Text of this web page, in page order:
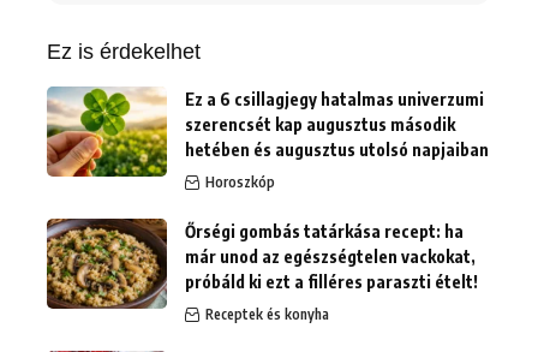
Ez is érdekelhet
Ez a 6 csillagjegy hatalmas univerzumi
szerencsét kap augusztus második
hetében és augusztus utolsó napjaiban
Horoszkóp
Őrségi gombás tatárkása recept: ha
már unod az egészségtelen vackokat,
próbáld ki ezt a filléres paraszti ételt!
Receptek és konyha